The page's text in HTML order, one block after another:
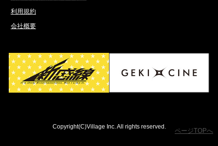
利用規約
会社概要
Copyright(C)Village Inc. All rights reserved.
ページTOPへ